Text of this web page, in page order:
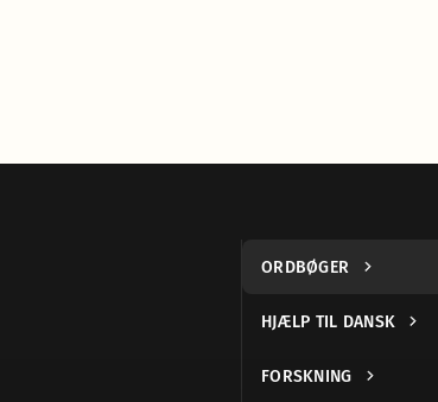
ORDBØGER
HJÆLP TIL DANSK
FORSKNING